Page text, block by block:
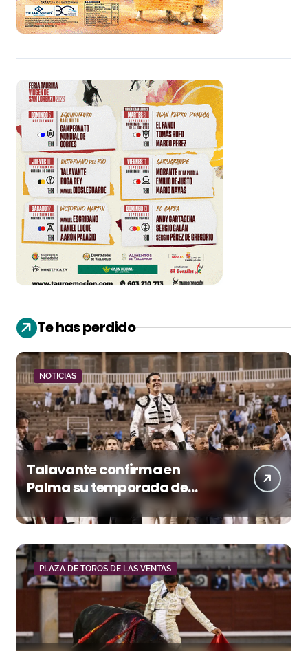
Te has perdido
NOTICIAS
Talavante confirma en
Palma su temporada de
figura y el palco niega el
premio a Roca Rey
PLAZA DE TOROS DE LAS VENTAS